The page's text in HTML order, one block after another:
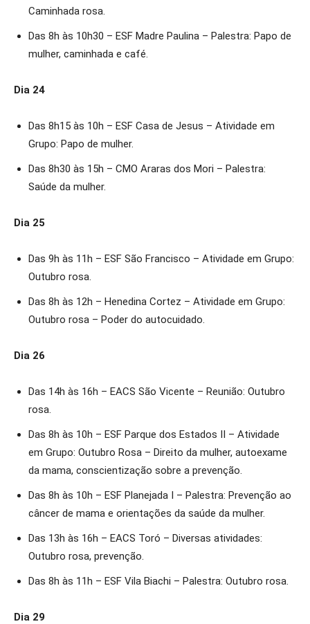
Caminhada rosa.
Das 8h às 10h30 – ESF Madre Paulina – Palestra: Papo de
mulher, caminhada e café.
Dia 24
Das 8h15 às 10h – ESF Casa de Jesus – Atividade em
Grupo: Papo de mulher.
Das 8h30 às 15h – CMO Araras dos Mori – Palestra:
Saúde da mulher.
Dia 25
Das 9h às 11h – ESF São Francisco – Atividade em Grupo:
Outubro rosa.
Das 8h às 12h – Henedina Cortez – Atividade em Grupo:
Outubro rosa – Poder do autocuidado.
Dia 26
Das 14h às 16h – EACS São Vicente – Reunião: Outubro
rosa.
Das 8h às 10h – ESF Parque dos Estados II – Atividade
em Grupo: Outubro Rosa – Direito da mulher, autoexame
da mama, conscientização sobre a prevenção.
Das 8h às 10h – ESF Planejada I – Palestra: Prevenção ao
câncer de mama e orientações da saúde da mulher.
Das 13h às 16h – EACS Toró – Diversas atividades:
Outubro rosa, prevenção.
Das 8h às 11h – ESF Vila Biachi – Palestra: Outubro rosa.
Dia 29